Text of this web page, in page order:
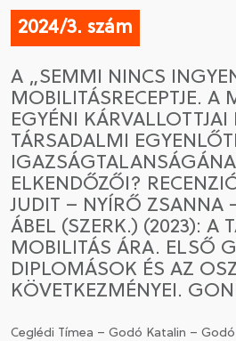
2024/3. szám
A „SEMMI NINCS
MOBILITÁSRECEPTJE. A
EGYÉNI KÁRVALLOTTJAI
TÁRSADALMI
ELKENDŐZŐI?
JUDIT – NYÍRŐ ZSANNA
ÁBEL (SZERK.) (2023): A
MOBILITÁS ÁRA. ELSŐ
DIPLOMÁSOK ÉS AZ
KÖVETKEZMÉNYEI.
Ceglédi Tímea – Godó Katalin –